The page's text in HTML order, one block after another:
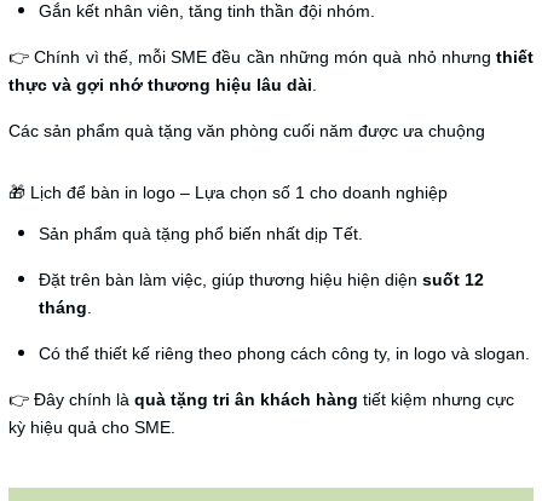
Gắn kết nhân viên, tăng tinh thần đội nhóm.
👉 Chính vì thế, mỗi SME đều cần những món quà nhỏ nhưng thiết
thực và gợi nhớ thương hiệu lâu dài
Các sản phẩm quà tặng văn phòng cuối năm được ưa chuộng
🎁 Lịch để bàn in logo – Lựa chọn số 1 cho doanh nghiệp
Sản phẩm quà tặng phổ biến nhất dịp Tết.
Đặt trên bàn làm việc, giúp thương hiệu hiện diện suốt 12
tháng
Có thể thiết kế riêng theo phong cách công ty, in logo và slogan.
👉 Đây chính là quà tặng tri ân khách hàng tiết kiệm nhưng cực
kỳ hiệu quả cho SME.